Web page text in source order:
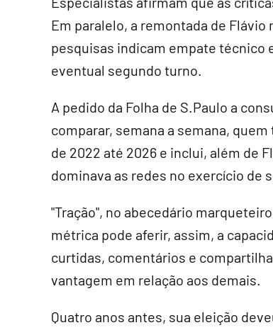
Em paralelo, a remontada de
pesquisas indicam empate técnico
eventual segundo turno.
A pedido da Folha de S.Paulo a
comparar, semana a semana,
de 2022 até 2026 e inclui, além de
dominava as redes no exercício de
"Tração", no abecedário
métrica pode aferir, assim, a
curtidas, comentários e
vantagem em relação aos demais.
Quatro anos antes, sua eleição